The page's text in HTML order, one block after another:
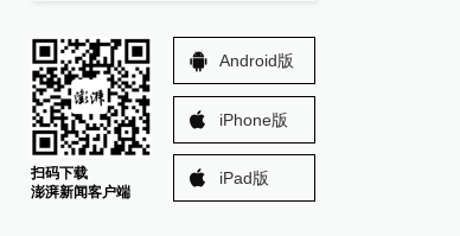
扫码下载
澎湃新闻客户端
Android版
iPhone版
iPad版